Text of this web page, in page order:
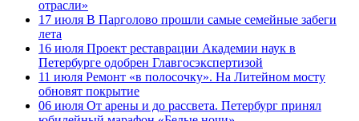
отрасли»
17 июля В Парголово прошли самые семейные забеги
лета
16 июля Проект реставрации Академии наук в
Петербурге одобрен Главгосэкспертизой
11 июля Ремонт «в полосочку». На Литейном мосту
обновят покрытие
06 июля От арены и до рассвета. Петербург принял